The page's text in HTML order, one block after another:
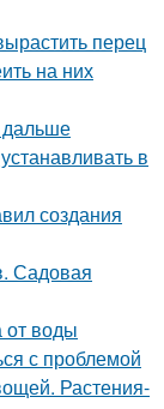
перец
на них
дальше
в
создания
Садовая
от воды
с проблемой
Растения-